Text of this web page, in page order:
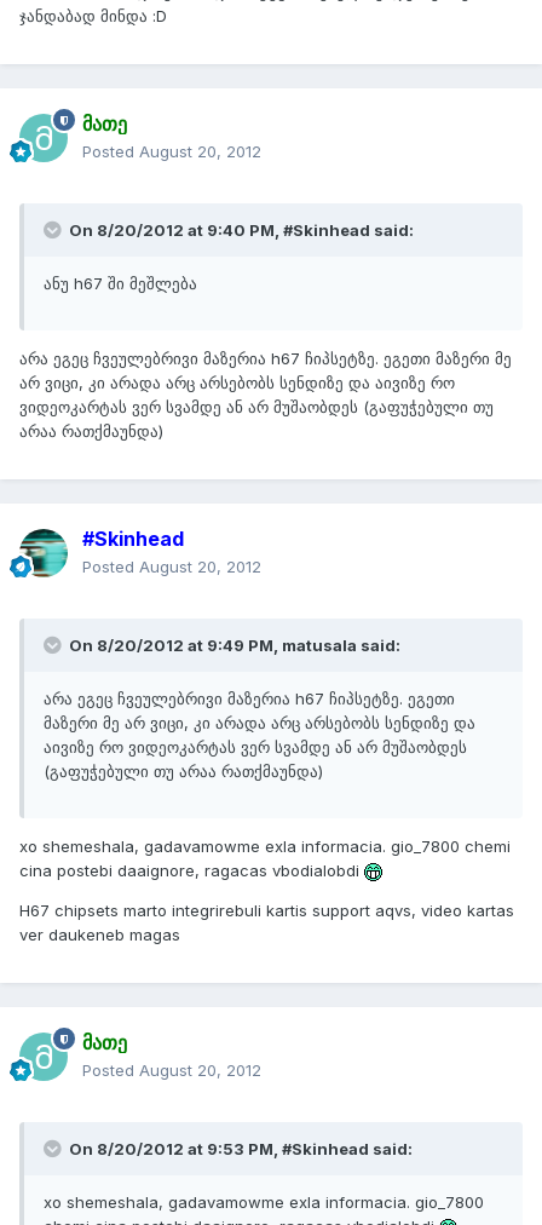
ჯანდაბად მინდა :D
მათე
Posted August 20, 2012
On 8/20/2012 at 9:40 PM, #Skinhead said:
ანუ h67 ში მეშლება
არა ეგეც ჩვეულებრივი მაზერია h67 ჩიპსეტზე. ეგეთი მაზერი მე
არ ვიცი, კი არადა არც არსებობს სენდიზე და აივიზე რო
ვიდეოკარტას ვერ სვამდე ან არ მუშაობდეს (გაფუჭებული თუ
არაა რათქმაუნდა)
#Skinhead
Posted August 20, 2012
On 8/20/2012 at 9:49 PM, matusala said:
არა ეგეც ჩვეულებრივი მაზერია h67 ჩიპსეტზე. ეგეთი
მაზერი მე არ ვიცი, კი არადა არც არსებობს სენდიზე და
აივიზე რო ვიდეოკარტას ვერ სვამდე ან არ მუშაობდეს
(გაფუჭებული თუ არაა რათქმაუნდა)
xo shemeshala, gadavamowme exla informacia. gio_7800 chemi
cina postebi daaignore, ragacas vbodialobdi
H67 chipsets marto integrirebuli kartis support aqvs, video kartas
ver daukeneb magas
მათე
Posted August 20, 2012
On 8/20/2012 at 9:53 PM, #Skinhead said:
xo shemeshala, gadavamowme exla informacia. gio_7800